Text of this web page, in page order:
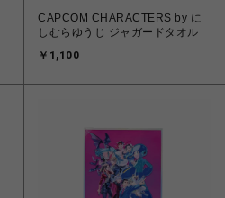
CAPCOM CHARACTERS by に
しむらゆうじ ジャガードタオル
￥1,100